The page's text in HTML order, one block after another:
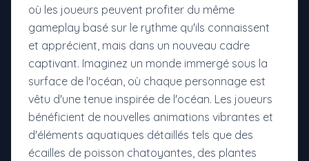
où les joueurs peuvent profiter du même
gameplay basé sur le rythme qu'ils connaissent
et apprécient, mais dans un nouveau cadre
captivant. Imaginez un monde immergé sous la
surface de l'océan, où chaque personnage est
vêtu d'une tenue inspirée de l'océan. Les joueurs
bénéficient de nouvelles animations vibrantes et
d'éléments aquatiques détaillés tels que des
écailles de poisson chatoyantes, des plantes